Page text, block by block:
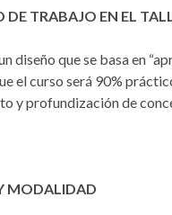
TRABAJO EN EL
diseño que se basa en
el curso será 90%
y profundización de
MODALIDAD